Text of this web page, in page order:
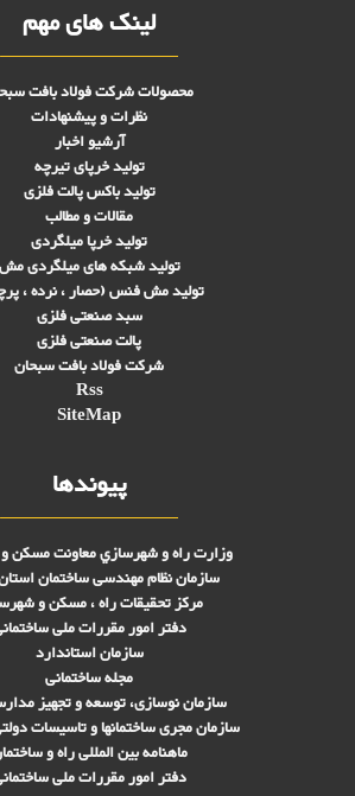
لینک های مهم
محصولات شرکت فولاد بافت
نظرات و پیشنهادات
آرشیو اخبار
تولید خرپای تیرچه
تولید باکس پالت فلزی
مقالات و مطالب
تولید خرپا میلگردی
تولید شبکه های ميلگردی مش
تولید مش فنس (حصار ، نرده ،
سبد صنعتی فلزی
پالت صنعتی فلزی
شرکت فولاد بافت سبحان
Rss
SiteMap
پیوندها
وزارت راه و شهرسازي معاونت مسکن
سازمان نظام مهندسی ساختمان
مرکز تحقیقات راه ، مسکن و
دفتر امور مقررات ملی
سازمان استاندارد
مجله ساختمانی
سازمان نوسازی، توسعه و تجهیز
سازمان مجری ساختمانها و تاسيسات
ماهنامه بین المللی راه و
دفتر امور مقررات ملی